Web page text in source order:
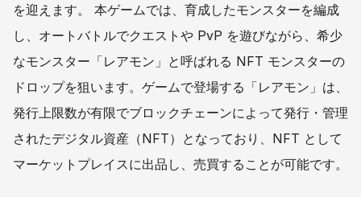
を迎えます。 本ゲームでは、育成したモンスターを編成
し、オートバトルでクエストや PvP を遊びながら、希少
なモンスター「レアモン」と呼ばれる NFT モンスターの
ドロップを狙います。ゲームで登場する「レアモン」は、
発行上限数が有限でブロックチェーンによって発行・管理
されたデジタル資産（NFT）となっており、NFT として
マーケットプレイスに出品し、売買することが可能です。